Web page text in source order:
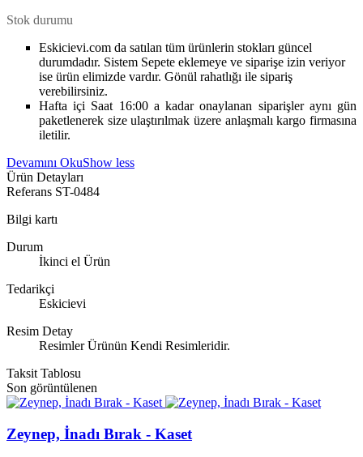
Stok durumu
Eskicievi.com da satılan tüm ürünlerin stokları güncel
durumdadır. Sistem Sepete eklemeye ve siparişe izin veriyor
ise ürün elimizde vardır. Gönül rahatlığı ile sipariş
verebilirsiniz.
Hafta içi Saat 16:00 a kadar onaylanan siparişler aynı gün
paketlenerek size ulaştırılmak üzere anlaşmalı kargo firmasına
iletilir.
Devamını OkuShow less
Ürün Detayları
Referans ST-0484
Bilgi kartı
Durum
İkinci el Ürün
Tedarikçi
Eskicievi
Resim Detay
Resimler Ürünün Kendi Resimleridir.
Taksit Tablosu
Son görüntülenen
Zeynep, İnadı Bırak - Kaset